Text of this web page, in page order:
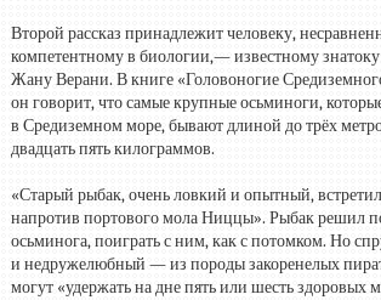
Второй рассказ принадлежит человеку,
компетентному в биологии,— известному
Жану Верани. В книге «Головоногие
он говорит, что самые крупные осьминоги,
в Средиземном море, бывают длиной до трёх
двадцать пять килограммов.
«Старый рыбак, очень ловкий и опытный, встретил
напротив портового мола Ниццы». Рыбак решил
осьминога, поиграть с ним, как с потомком. Но
и недружелюбный — из породы закоренелых
могут «удержать на дне пять или шесть здоровых